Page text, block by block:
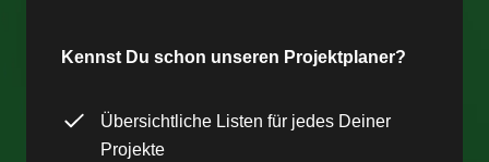
Kennst Du schon unseren Projektplaner?
Übersichtliche Listen für jedes Deiner
Projekte